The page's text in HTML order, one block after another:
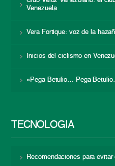
Venezuela
Vera Fortique: voz de la
Inicios del ciclismo en
«Pega Betulio… Pega
TECNOLOGÍA
Recomendaciones para